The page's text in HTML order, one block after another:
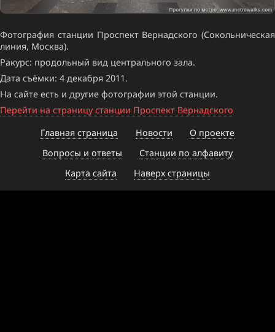
Фотография станции Проспект Вернадского (Сокольническая
линия, Москва).
Ракурс: продольный вид центрального зала.
Дата съёмки: 4 декабря 2011.
На сайте есть и другие фотографии этой станции.
Перейти на страницу станции Проспект Вернадского
Главная страница
Новости
О проекте
Вопросы и ответы
Станции по алфавиту
Карта сайта
Наверх страницы